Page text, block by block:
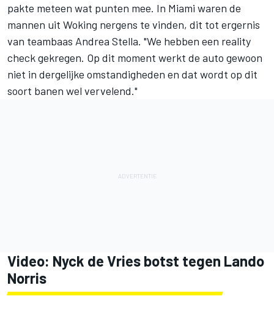
pakte meteen wat punten mee. In Miami waren de
mannen uit Woking nergens te vinden, dit tot ergernis
van teambaas Andrea Stella. "We hebben een reality
check gekregen. Op dit moment werkt de auto gewoon
niet in dergelijke omstandigheden en dat wordt op dit
soort banen wel vervelend."
Video: Nyck de Vries botst tegen Lando
Norris